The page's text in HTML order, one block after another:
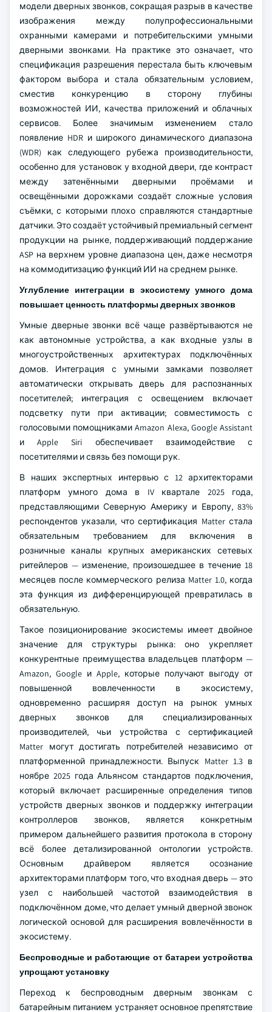
модели дверных звонков, сокращая разрыв в качестве
изображения между полупрофессиональными
охранными камерами и потребительскими умными
дверными звонками. На практике это означает, что
спецификация разрешения перестала быть ключевым
фактором выбора и стала обязательным условием,
сместив конкуренцию в сторону глубины
возможностей ИИ, качества приложений и облачных
сервисов. Более значимым изменением стало
появление HDR и широкого динамического диапазона
(WDR) как следующего рубежа производительности,
особенно для установок у входной двери, где контраст
между затенёнными дверными проёмами и
освещёнными дорожками создаёт сложные условия
съёмки, с которыми плохо справляются стандартные
датчики. Это создаёт устойчивый премиальный сегмент
продукции на рынке, поддерживающий поддержание
ASP на верхнем уровне диапазона цен, даже несмотря
на коммодитизацию функций ИИ на среднем рынке.
Углубление интеграции в экосистему умного дома
повышает ценность платформы дверных звонков
Умные дверные звонки всё чаще развёртываются не
как автономные устройства, а как входные узлы в
многоустройственных архитектурах подключённых
домов. Интеграция с умными замками позволяет
автоматически открывать дверь для распознанных
посетителей; интеграция с освещением включает
подсветку пути при активации; совместимость с
голосовыми помощниками Amazon Alexa, Google Assistant
и Apple Siri обеспечивает взаимодействие с
посетителями и связь без помощи рук.
В наших экспертных интервью с 12 архитекторами
платформ умного дома в IV квартале 2025 года,
представляющими Северную Америку и Европу, 83%
респондентов указали, что сертификация Matter стала
обязательным требованием для включения в
розничные каналы крупных американских сетевых
ритейлеров — изменение, произошедшее в течение 18
месяцев после коммерческого релиза Matter 1.0, когда
эта функция из дифференцирующей превратилась в
обязательную.
Такое позиционирование экосистемы имеет двойное
значение для структуры рынка: оно укрепляет
конкурентные преимущества владельцев платформ —
Amazon, Google и Apple, которые получают выгоду от
повышенной вовлеченности в экосистему,
одновременно расширяя доступ на рынок умных
дверных звонков для специализированных
производителей, чьи устройства с сертификацией
Matter могут достигать потребителей независимо от
платформенной принадлежности. Выпуск Matter 1.3 в
ноябре 2025 года Альянсом стандартов подключения,
который включает расширенные определения типов
устройств дверных звонков и поддержку интеграции
контроллеров звонков, является конкретным
примером дальнейшего развития протокола в сторону
всё более детализированной онтологии устройств.
Основным драйвером является осознание
архитекторами платформ того, что входная дверь — это
узел с наибольшей частотой взаимодействия в
подключённом доме, что делает умный дверной звонок
логической основой для расширения вовлечённости в
экосистему.
Беспроводные и работающие от батареи устройства
упрощают установку
Переход к беспроводным дверным звонкам с
батарейным питанием устраняет основное препятствие